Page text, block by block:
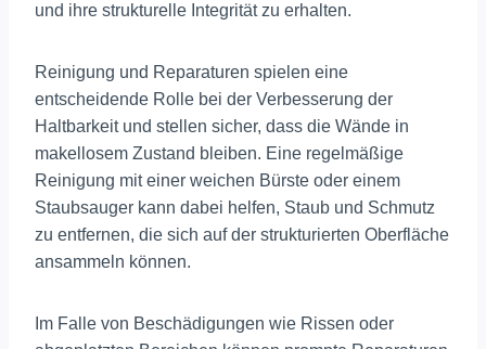
und ihre strukturelle Integrität zu erhalten.
Reinigung und Reparaturen spielen eine
entscheidende Rolle bei der Verbesserung der
Haltbarkeit und stellen sicher, dass die Wände in
makellosem Zustand bleiben. Eine regelmäßige
Reinigung mit einer weichen Bürste oder einem
Staubsauger kann dabei helfen, Staub und Schmutz
zu entfernen, die sich auf der strukturierten Oberfläche
ansammeln können.
Im Falle von Beschädigungen wie Rissen oder